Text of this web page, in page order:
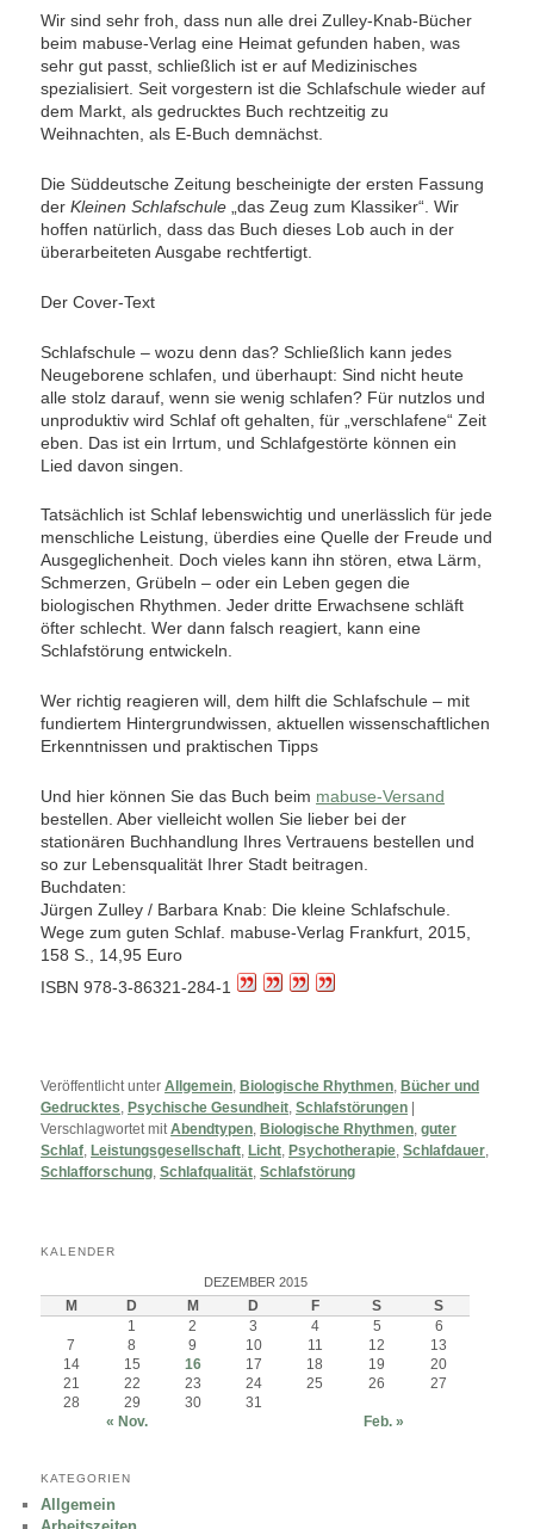
Wir sind sehr froh, dass nun alle drei Zulley-Knab-Bücher
beim mabuse-Verlag eine Heimat gefunden haben, was
sehr gut passt, schließlich ist er auf Medizinisches
spezialisiert. Seit vorgestern ist die Schlafschule wieder auf
dem Markt, als gedrucktes Buch rechtzeitig zu
Weihnachten, als E-Buch demnächst.
Die Süddeutsche Zeitung bescheinigte der ersten Fassung
derKleinen Schlafschule „das Zeug zum Klassiker“. Wir
hoffen natürlich, dass das Buch dieses Lob auch in der
überarbeiteten Ausgabe rechtfertigt.
Der Cover-Text
Schlafschule – wozu denn das? Schließlich kann jedes
Neugeborene schlafen, und überhaupt: Sind nicht heute
alle stolz darauf, wenn sie wenig schlafen? Für nutzlos und
unproduktiv wird Schlaf oft gehalten, für „verschlafene“ Zeit
eben. Das ist ein Irrtum, und Schlafgestörte können ein
Lied davon singen.
Tatsächlich ist Schlaf lebenswichtig und unerlässlich für jede
menschliche Leistung, überdies eine Quelle der Freude und
Ausgeglichenheit. Doch vieles kann ihn stören, etwa Lärm,
Schmerzen, Grübeln – oder ein Leben gegen die
biologischen Rhythmen. Jeder dritte Erwachsene schläft
öfter schlecht. Wer dann falsch reagiert, kann eine
Schlafstörung entwickeln.
Wer richtig reagieren will, dem hilft die Schlafschule – mit
fundiertem Hintergrundwissen, aktuellen wissenschaftlichen
Erkenntnissen und praktischen Tipps
Und hier können Sie das Buch beim mabuse-Versand
bestellen. Aber vielleicht wollen Sie lieber bei der
stationären Buchhandlung Ihres Vertrauens bestellen und
so zur Lebensqualität Ihrer Stadt beitragen.
Buchdaten:
Jürgen Zulley / Barbara Knab: Die kleine Schlafschule.
Wege zum guten Schlaf. mabuse-Verlag Frankfurt, 2015,
158 S., 14,95 Euro
ISBN 978-3-86321-284-1
Veröffentlicht unter Allgemein, Biologische Rhythmen, Bücher und
Gedrucktes, Psychische Gesundheit,Schlafstörungen
Verschlagwortet mit Abendtypen, Biologische Rhythmen,guter
Schlaf, Leistungsgesellschaft, Licht, Psychotherapie,Schlafdauer,
Schlafforschung,Schlafqualität,Schlafstörung
KALENDER
DEZEMBER 2015
M D M D F S
S
1
2 3 4 5
6
7
8 9 10 11 12
13
14
15 16 17 18 19
20
21
22 23 24 25 26
27
28
29 30
31
« Nov.
Feb. »
KATEGORIEN
Allgemein